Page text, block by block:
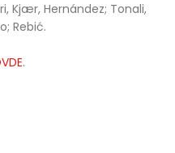
Kjær, Hernández; Tonali,
Rebić.
.